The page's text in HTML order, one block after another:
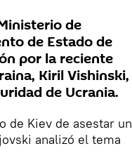
de
de Estado de
por la reciente
Kiril Vishinski,
de Ucrania.
de Kiev de asestar un
analizó el tema